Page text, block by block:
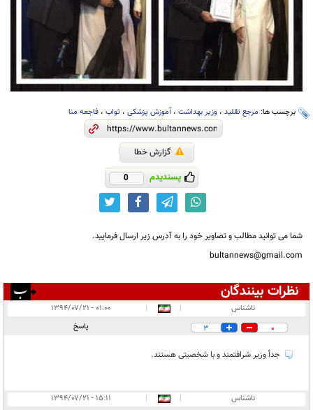
برچسب ها: مرجع تقلید ، وزیر بهداشت ،آموزش پزشکی ، ثواب ، فاجعه منا
گزارش خطا
پسندیدم 0
شما می توانید مطالب و تصاویر خود را به آدرس زیر ارسال فرمایید.
bultannews@gmail.com
نظرات بینندگان
در انتظار بررسی:
ناشناس |
|
۰۱:۰۰ - ۱۳۹۴/۰۷/۲۱
0
3 پاسخ
جدأ وزیر شرافتمند و با شخصیتی هستند.
ناشناس |
|
۱۵:۱۱ - ۱۳۹۴/۰۷/۲۱